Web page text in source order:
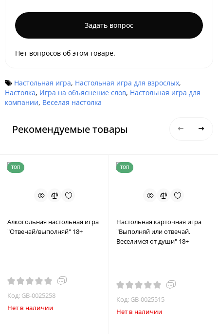
Задать вопрос
Нет вопросов об этом товаре.
Настольная игра, Настольная игра для взрослых,
Настолка, Игра на объяснение слов, Настольная игра для
компании, Веселая настолка
Рекомендуемые товары
ТОП
Алкогольная настольная игра
"Отвечай/выполняй" 18+
Код: GB-0025258
Нет в наличии
ТОП
Настольная карточная игра
"Выполняй или отвечай.
Веселимся от души" 18+
Код: GB-0025515
Нет в наличии